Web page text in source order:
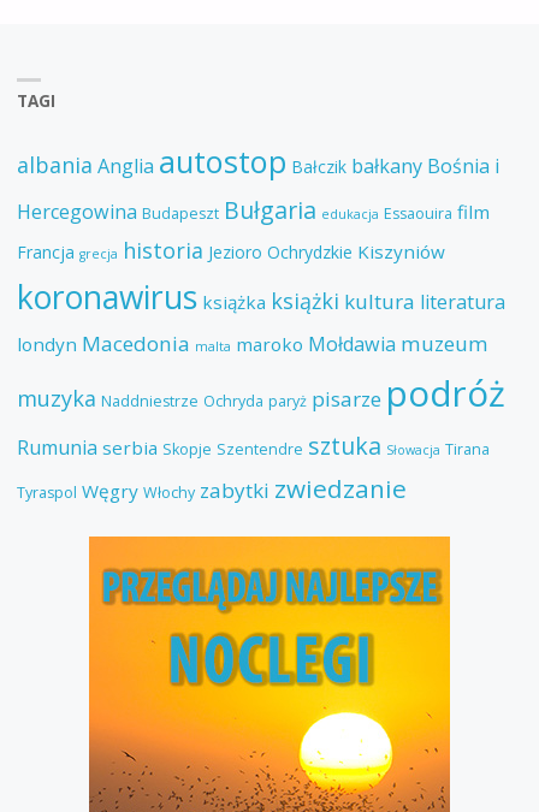
TAGI
albania Anglia autostop Bałczik bałkany Bośnia i
Hercegowina Budapeszt Bułgaria edukacja Essaouira film
Francja grecja historia Jezioro Ochrydzkie Kiszyniów
koronawirus książka książki kultura literatura
londyn Macedonia malta maroko Mołdawia muzeum
muzyka Naddniestrze Ochryda paryż pisarze podróż
Rumunia serbia Skopje Szentendre sztuka Słowacja Tirana
Tyraspol Węgry Włochy zabytki zwiedzanie